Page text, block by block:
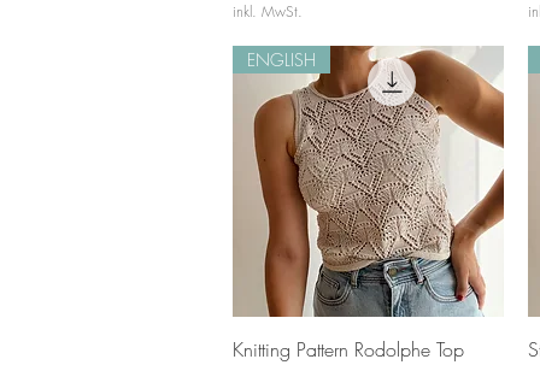
inkl. MwSt.
Schnellansicht
ENGLISH
Knitting Pattern Rodolphe Top